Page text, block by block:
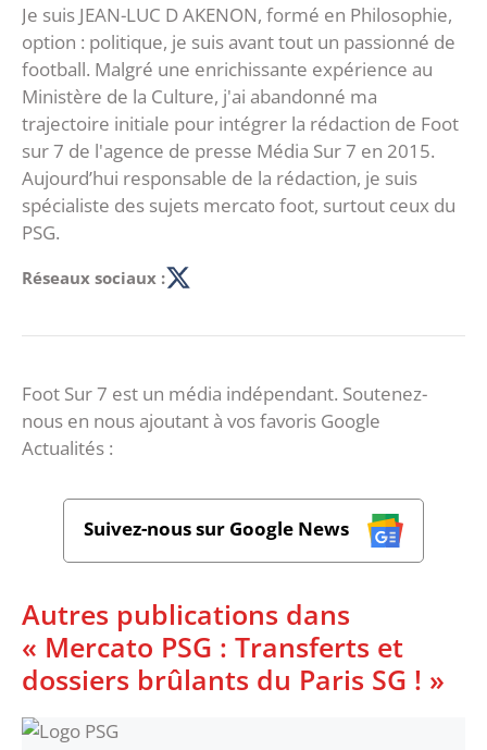
Je suis JEAN-LUC D AKENON, formé en Philosophie,
option : politique, je suis avant tout un passionné de
football. Malgré une enrichissante expérience au
Ministère de la Culture, j'ai abandonné ma
trajectoire initiale pour intégrer la rédaction de Foot
sur 7 de l'agence de presse Média Sur 7 en 2015.
Aujourd’hui responsable de la rédaction, je suis
spécialiste des sujets mercato foot, surtout ceux du
PSG.
Réseaux sociaux :
Foot Sur 7 est un média indépendant. Soutenez-
nous en nous ajoutant à vos favoris Google
Actualités :
Suivez-nous sur Google News
Autres publications dans
« Mercato PSG : Transferts et
dossiers brûlants du Paris SG ! »